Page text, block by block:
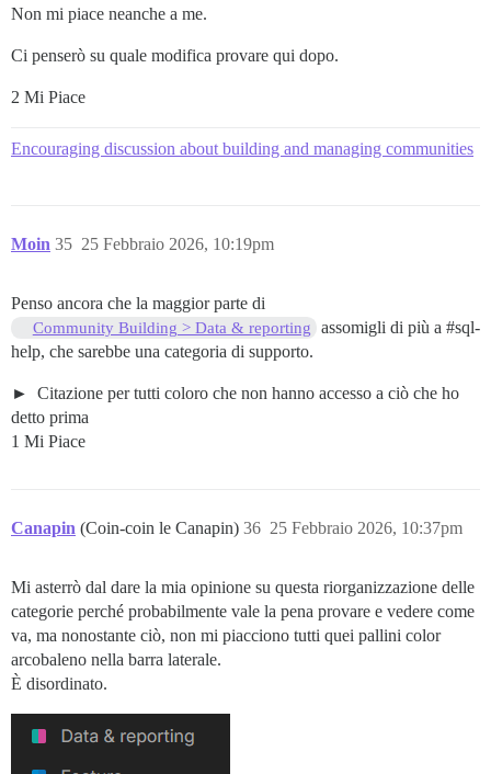
Non mi piace neanche a me.
Ci penserò su quale modifica provare qui dopo.
2 Mi Piace
Encouraging discussion about building and managing communities
Moin 25 Febbraio 2026, 10:19pm
35
Penso ancora che la maggior parte di
Community Building > Data & reporting assomigli di più a #sql-
help, che sarebbe una categoria di supporto.
Citazione per tutti coloro che non hanno accesso a ciò che ho
detto prima
1 Mi Piace
Canapin (Coin-coin le Canapin) 25 Febbraio 2026, 10:37pm
36
Mi asterrò dal dare la mia opinione su questa riorganizzazione delle
categorie perché probabilmente vale la pena provare e vedere come
va, ma nonostante ciò, non mi piacciono tutti quei pallini color
arcobaleno nella barra laterale.
È disordinato.